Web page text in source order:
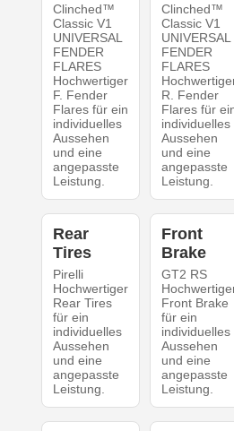
Clinched™
Classic V1
UNIVERSAL
FENDER
FLARES
Hochwertiger
F. Fender
Flares für ein
individuelles
Aussehen
und eine
angepasste
Leistung.
Clinched™
Classic V1
UNIVERSAL
FENDER
FLARES
R. Fender
Flares für
individuelles
Aussehen
und eine
angepasste
Leistung.
Rear
Tires
Pirelli
Hochwertiger
Rear Tires
für ein
individuelles
Aussehen
und eine
angepasste
Leistung.
Front
Brake
GT2 RS
Front Brake
für ein
individuelles
Aussehen
und eine
angepasste
Leistung.